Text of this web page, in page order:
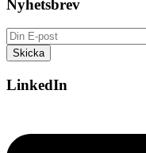
Nyhetsbrev
LinkedIn